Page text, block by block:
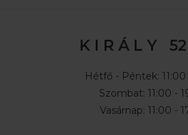
K I R Á L Y
Hétfő - Péntek: 11:00
Szombat: 11:00 -
Vasárnap: 11:00 -